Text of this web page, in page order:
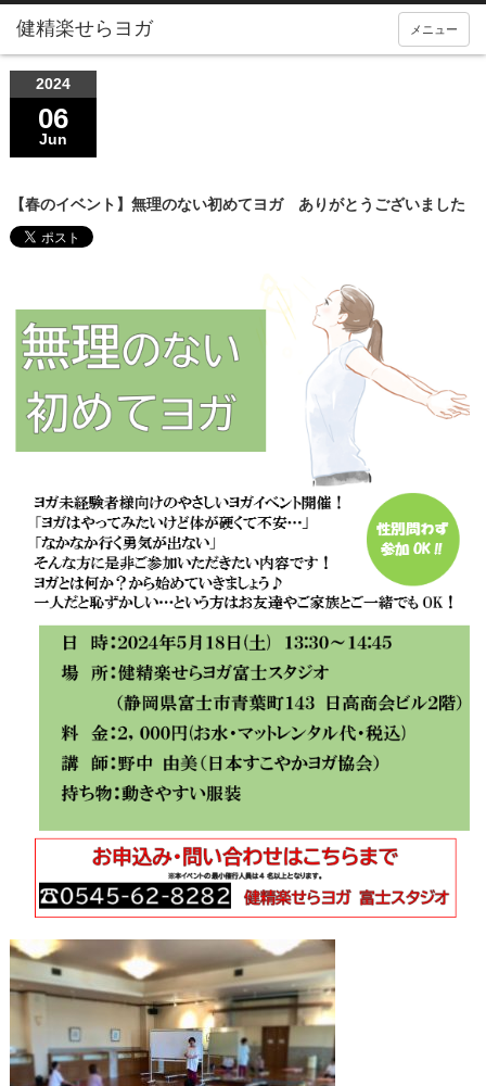
メニュー
2024
06
Jun
【春のイベント】無理のない初めてヨガ ありがとうございました